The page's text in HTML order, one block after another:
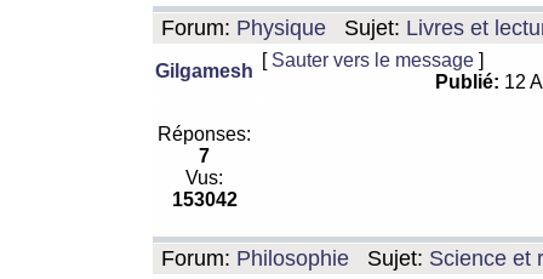
Forum: Physique Sujet: Livres et
Gilgamesh
[ Sauter vers le message ]
Publié: 12
Réponses:
7
Vus:
153042
Forum: Philosophie Sujet: Science et